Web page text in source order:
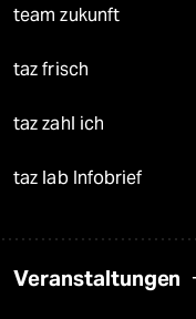
team zukunft
taz frisch
taz zahl ich
taz lab Infobrief
Veranstaltungen